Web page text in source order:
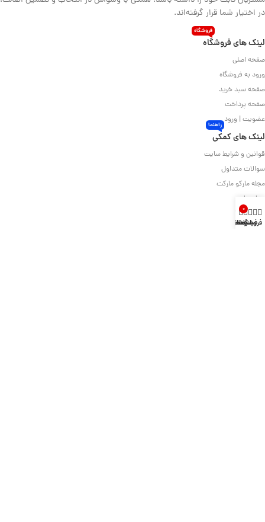
در اختیار شما قرار گرفته‌اند.
لینک های فروشگاه
فروشگاه
صفحه اصلی
ورود به فروشگاه
صفحه سبد خرید
صفحه پرداخت
عضویت | ورود
لینک های کمکی
راهنما
قوانین و شرایط سایت
سوالات متداول
مجله مارکو مارکت
درباره ما
تماس با ما
فروشگاه
فیلترها
0
سبد خرید
حساب کاربری من
خانه